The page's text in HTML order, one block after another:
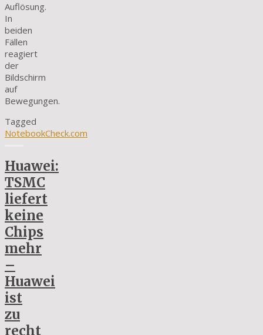
Auflösung.
In
beiden
Fällen
reagiert
der
Bildschirm
auf
Bewegungen.
Tagged
NotebookCheck.com
Huawei:
TSMC
liefert
keine
Chips
mehr
–
Huawei
ist
zu
recht